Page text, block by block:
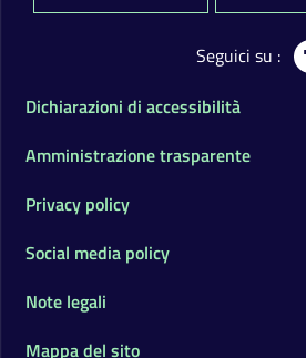
Seguici su
Dichiarazioni di accessibilità
Amministrazione trasparente
Privacy policy
Social media policy
Note legali
Mappa del sito